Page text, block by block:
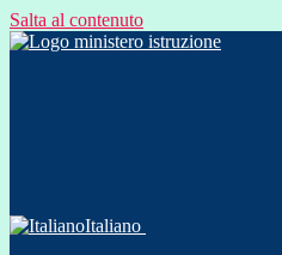
Salta al contenuto
Italiano